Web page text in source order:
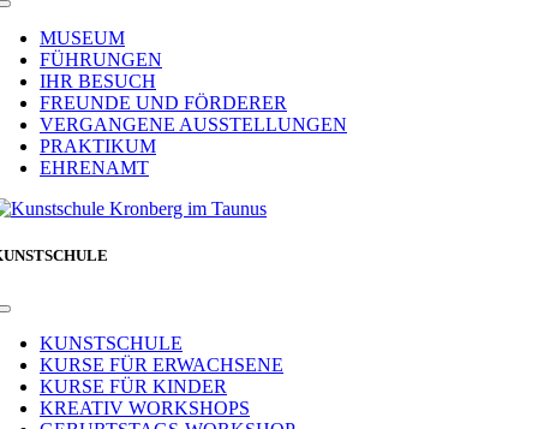
Toggle
NavigationMUSEUM
FÜHRUNGEN
IHR BESUCH
FREUNDE UND FÖRDERER
VERGANGENE AUSSTELLUNGEN
PRAKTIKUM
EHRENAMT
Toggle
NavigationKUNSTSCHULE
KURSE FÜR ERWACHSENE
KURSE FÜR KINDER
KREATIV WORKSHOPS